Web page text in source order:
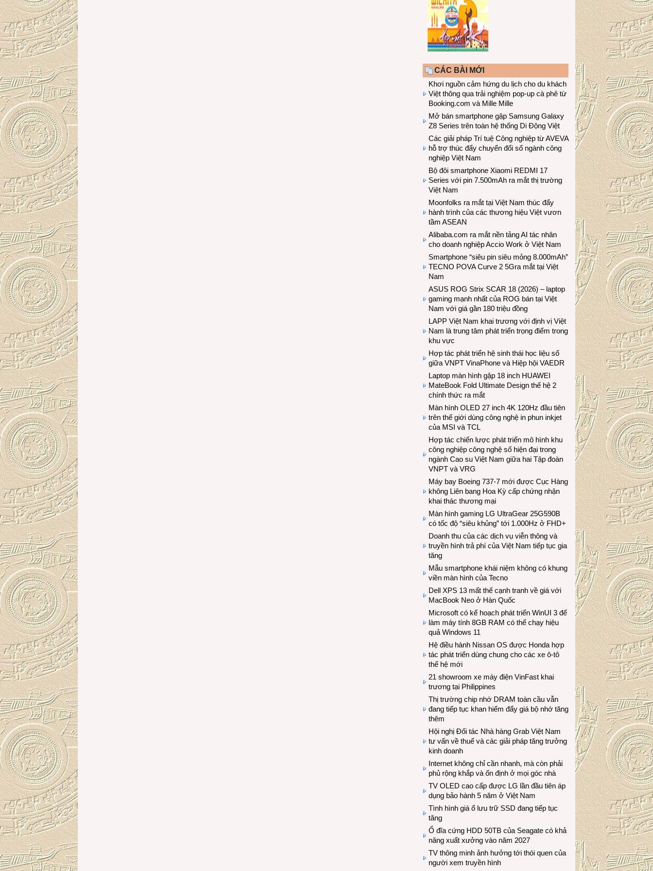
CÁC BÀI MỚI
Khơi nguồn cảm hứng du lịch cho du khách
Việt thông qua trải nghiệm pop-up cà phê từ
Booking.com và Mille Mille
Mở bán smartphone gập Samsung Galaxy
Z8 Series trên toàn hệ thống Di Động Việt
Các giải pháp Trí tuệ Công nghiệp từ AVEVA
hỗ trợ thúc đẩy chuyển đổi số ngành công
nghiệp Việt Nam
Bộ đôi smartphone Xiaomi REDMI 17
Series với pin 7.500mAh ra mắt thị trường
Việt Nam
Moonfolks ra mắt tại Việt Nam thúc đẩy
hành trình của các thương hiệu Việt vươn
tầm ASEAN
Alibaba.com ra mắt nền tảng AI tác nhân
cho doanh nghiệp Accio Work ở Việt Nam
Smartphone “siêu pin siêu mỏng 8.000mAh”
TECNO POVA Curve 2 5Gra mắt tại Việt
Nam
ASUS ROG Strix SCAR 18 (2026) – laptop
gaming mạnh nhất của ROG bán tại Việt
Nam với giá gần 180 triệu đồng
LAPP Việt Nam khai trương với định vị Việt
Nam là trung tâm phát triển trọng điểm trong
khu vực
Hợp tác phát triển hệ sinh thái học liệu số
giữa VNPT VinaPhone và Hiệp hội VAEDR
Laptop màn hình gập 18 inch HUAWEI
MateBook Fold Ultimate Design thế hệ 2
chính thức ra mắt
Màn hình OLED 27 inch 4K 120Hz đầu tiên
trên thế giới dùng công nghệ in phun inkjet
của MSI và TCL
Hợp tác chiến lược phát triển mô hình khu
công nghiệp công nghệ số hiện đại trong
ngành Cao su Việt Nam giữa hai Tập đoàn
VNPT và VRG
Máy bay Boeing 737-7 mới được Cục Hàng
không Liên bang Hoa Kỳ cấp chứng nhận
khai thác thương mại
Màn hình gaming LG UltraGear 25G590B
có tốc độ “siêu khủng” tới 1.000Hz ở FHD+
Doanh thu của các dịch vụ viễn thông và
truyền hình trả phí của Việt Nam tiếp tục gia
tăng
Mẫu smartphone khái niệm không có khung
viền màn hình của Tecno
Dell XPS 13 mất thế cạnh tranh về giá với
MacBook Neo ở Hàn Quốc
Microsoft có kế hoạch phát triển WinUI 3 để
làm máy tính 8GB RAM có thể chạy hiệu
quả Windows 11
Hệ điều hành Nissan OS được Honda hợp
tác phát triển dùng chung cho các xe ô-tô
thế hệ mới
21 showroom xe máy điện VinFast khai
trương tại Philippines
Thị trường chip nhớ DRAM toàn cầu vẫn
đang tiếp tục khan hiếm đẩy giá bộ nhớ tăng
thêm
Hội nghị Đối tác Nhà hàng Grab Việt Nam
tư vấn về thuế và các giải pháp tăng trưởng
kinh doanh
Internet không chỉ cần nhanh, mà còn phải
phủ rộng khắp và ổn định ở mọi góc nhà
TV OLED cao cấp được LG lần đầu tiên áp
dụng bảo hành 5 năm ở Việt Nam
Tình hình giá ổ lưu trữ SSD đang tiếp tục
tăng
Ổ đĩa cứng HDD 50TB của Seagate có khả
năng xuất xưởng vào năm 2027
TV thông minh ảnh hưởng tới thói quen của
người xem truyền hình